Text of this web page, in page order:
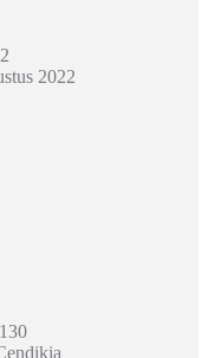
2022